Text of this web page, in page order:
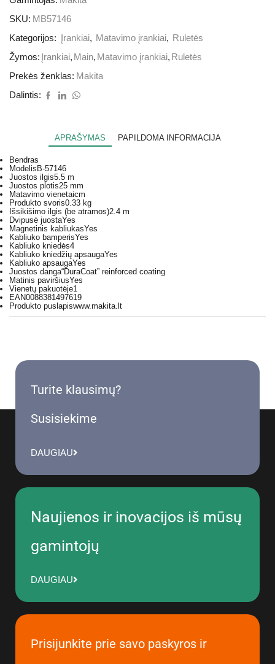
SKU: MB57146
Kategorijos:
Įrankiai, Matavimo įrankiai, Ruletės
Žymos: Įrankiai, Main, Matavimo įrankiai, Ruletės
Prekės ženklas: Makita
Dalintis:
APRAŠYMAS PAPILDOMA INFORMACIJA
Bendras
Modelis B-57146
Juostos ilgis5.5 m
Juostos plotis25 mm
Matavimo vienetaicm
Produkto svoris0.33 kg
Išsikišimo ilgis (be atramos)2.4 m
Dvipusė juostaYes
Magnetinis kabliukasYes
Kabliuko bamperisYes
Kabliuko kniedės4
Kabliuko kniedžių apsaugaYes
Kabliuko apsaugaYes
Juostos danga“DuraCoat” reinforced coating
Matinis paviršiusYes
Vienetų pakuotėje1
EAN0088381497619
Produkto puslapiswww.makita.lt
Turite klausimų?
Susisiekime
DAUGIAU
Naujienos ir inovacijos iš mūsų
gamintojų
DAUGIAU
Prisijunkite prie savo paskyros ir